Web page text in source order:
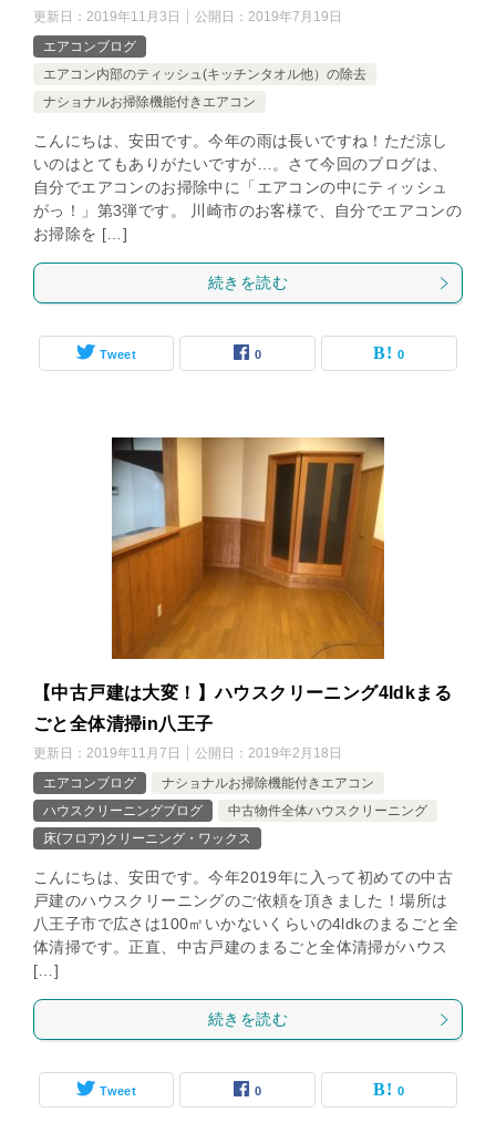
更新日： 2019年11月3日 公開日： 2019年7月19日
エアコンブログ
エアコン内部のティッシュ(キッチンタオル他）の除去
ナショナルお掃除機能付きエアコン
こんにちは、安田です。今年の雨は長いですね！ただ涼し
いのはとてもありがたいですが…。さて今回のブログは、
自分でエアコンのお掃除中に「エアコンの中にティッシュ
がっ！」第3弾です。 川崎市のお客様で、自分でエアコンの
お掃除を […]
続きを読む
Tweet 0 0
【中古戸建は大変！】ハウスクリーニング4ldkまる
ごと全体清掃in八王子
更新日： 2019年11月7日 公開日： 2019年2月18日
エアコンブログ
ナショナルお掃除機能付きエアコン
ハウスクリーニングブログ
中古物件全体ハウスクリーニング
床(フロア)クリーニング・ワックス
こんにちは、安田です。今年2019年に入って初めての中古
戸建のハウスクリーニングのご依頼を頂きました！場所は
八王子市で広さは100㎡いかないくらいの4ldkのまるごと全
体清掃です。正直、中古戸建のまるごと全体清掃がハウス
[…]
続きを読む
Tweet 0 0